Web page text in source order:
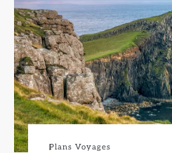
Plans Voyages